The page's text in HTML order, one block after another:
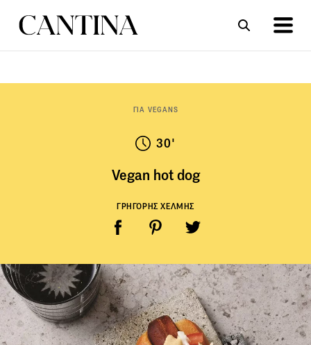
ΓΙΑ VEGANS
30'
Vegan hot dog
ΓΡΗΓΟΡΗΣ ΧΕΛΜΗΣ